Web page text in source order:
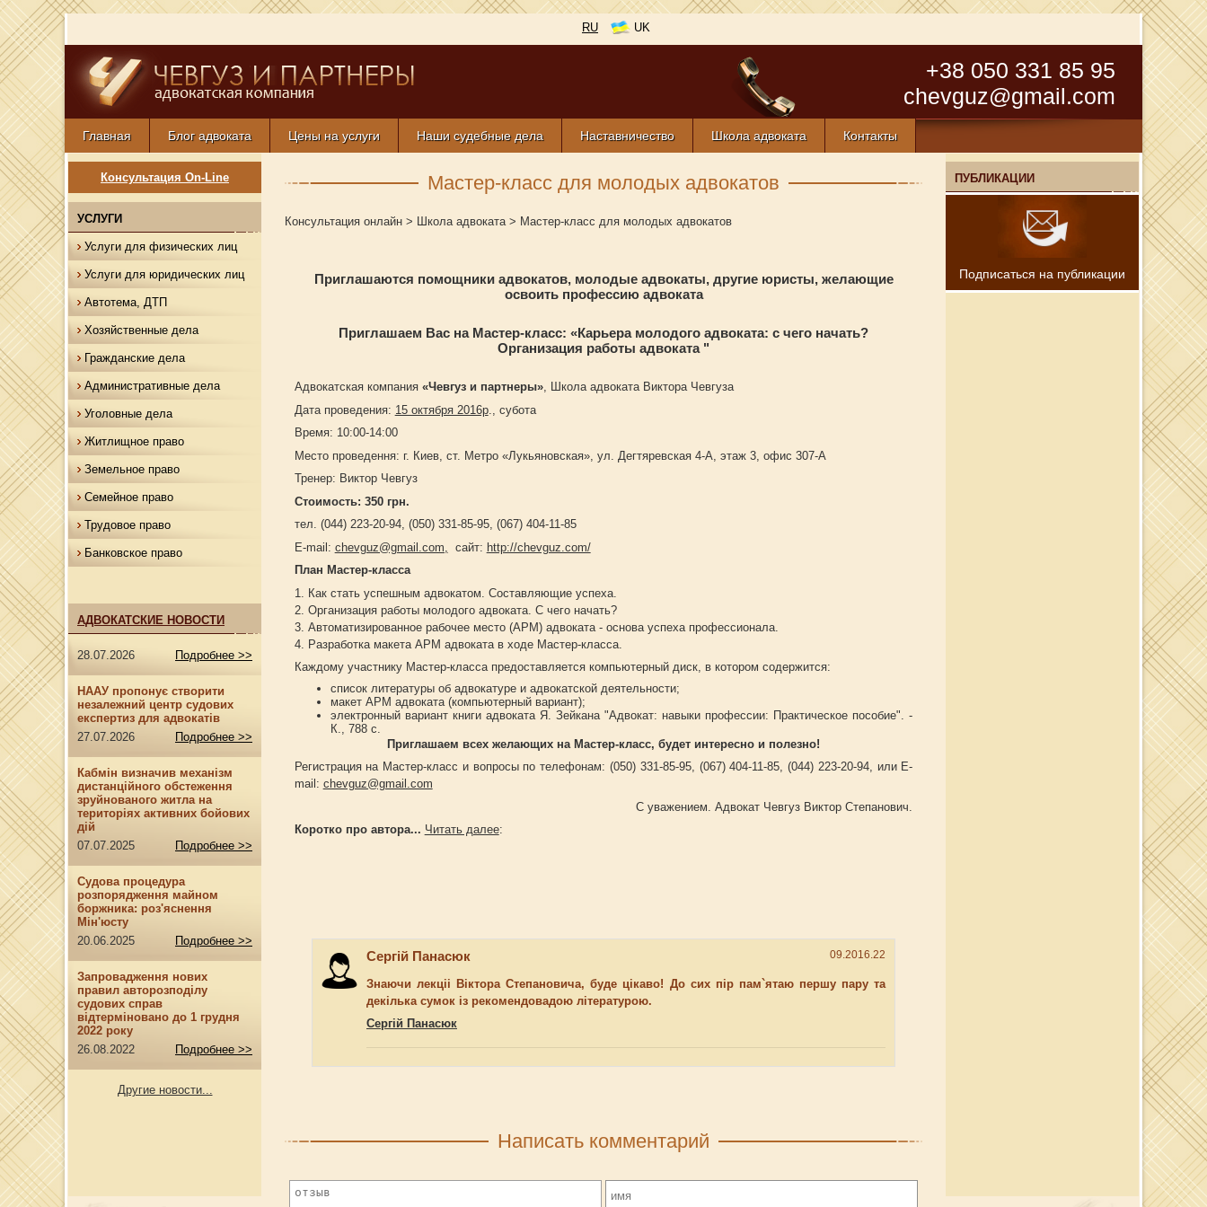
RU UK
+38 050 331 85 95
chevguz@gmail.com
Главная Блог адвоката Цены на услуги Наши судебные дела Наставничество Школа адвоката Контакты
Консультация On-Line
УСЛУГИ
Услуги для физических лиц
Услуги для юридических лиц
Автотема, ДТП
Хозяйственные дела
Гражданские дела
Административные дела
Уголовные дела
Житлищное право
Земельное право
Семейное право
Трудовое право
Банковское право
АДВОКАТСКИЕ НОВОСТИ
28.07.2026 Подробнее >>
НААУ пропонує створити
незалежний центр судових
експертиз для адвокатів
27.07.2026
Подробнее >>
Кабмін визначив механізм
дистанційного обстеження
зруйнованого житла на
територіях активних бойових
дій
07.07.2025
Подробнее >>
Судова процедура
розпорядження майном
боржника: роз'яснення
Мін'юсту
20.06.2025
Подробнее >>
Запровадження нових
правил авторозподілу
судових справ
відтерміновано до 1 грудня
2022 року
26.08.2022
Подробнее >>
Другие новости...
Мастер-класс для молодых адвокатов
Консультация онлайн > Школа адвоката> Мастер-класс для молодых адвокатов
Приглашаются помощники адвокатов, молодые адвокаты, другие юристы, желающие
освоить профессию адвоката
Приглашаем Вас на Мастер-класс: «Карьера молодого адвоката: с чего начать?
Организация работы адвоката "
Адвокатская компания «Чевгуз и партнеры», Школа адвоката Виктора Чевгуза
Дата проведения: 15 октября 2016р.
субота
Время: 10:00-14:00
Место проведення: г. Киев, ст. Метро «Лукьяновская», ул. Дегтяревская 4-А, этаж 3, офис 307-А
Тренер: Виктор Чевгуз
Стоимость: 350 грн.
тел. (044) 223-20-94, (050) 331-85-95, (067) 404-11-85
E-mail: chevguz@gmail.com, сайт: http://chevguz.com/
План Мастер-класса
1. Как стать успешным адвокатом. Составляющие успеха.
2. Организация работы молодого адвоката. С чего начать?
3. Автоматизированное рабочее место (АРМ) адвоката - основа успеха профессионала.
4. Разработка макета АРМ адвоката в ходе Мастер-класса.
Каждому участнику Мастер-класса предоставляется компьютерный диск, в котором содержится:
список литературы об адвокатуре и адвокатской деятельности;
макет АРМ адвоката (компьютерный вариант);
электронный вариант книги адвоката Я. Зейкана "Адвокат: навыки профессии: Практическое пособие". -
К., 788 с.
Приглашаем всех желающих на Мастер-класс, будет интересно и полезно!
Регистрация на Мастер-класс и вопросы по телефонам: (050) 331-85-95, (067) 404-11-85, (044) 223-20-94, или E-
mail: chevguz@gmail.com
С уважением. Адвокат Чевгуз Виктор Степанович.
Коротко про автора... Читать далее:
Сергій Панасюк 09.2016.22
Знаючи лекціі Віктора Степановича, буде цікаво! До сих пір пам`ятаю першу пару та
декілька сумок із рекомендовадою літературою.
Сергій Панасюк
Написать комментарий
ПУБЛИКАЦИИ
Подписаться на публикации